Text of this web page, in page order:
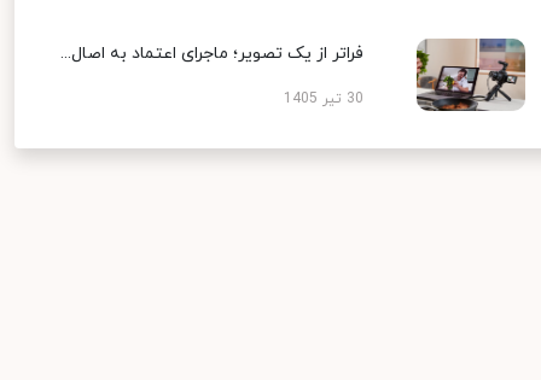
فراتر از یک تصویر؛ ماجرای اعتماد به اصال...
30 تیر 1405